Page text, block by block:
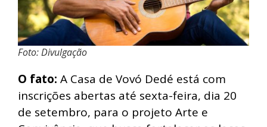
Foto: Divulgação
O fato: A Casa de Vovó Dedé está com
inscrições abertas até sexta-feira, dia 20
de setembro, para o projeto Arte e